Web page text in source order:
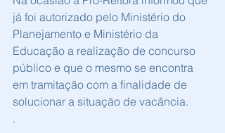
já foi autorizado pelo Ministério do
Planejamento e Ministério da
Educação a realização de concurso
público e que o mesmo se encontra
em tramitação com a finalidade de
solucionar a situação de vacância.
.